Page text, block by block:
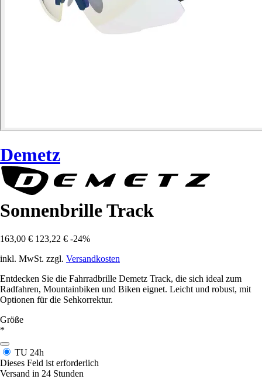
Demetz
Sonnenbrille Track
163,00 € 123,22 € -24%
inkl. MwSt. zzgl. Versandkosten
Entdecken Sie die Fahrradbrille Demetz Track, die sich ideal zum
Radfahren, Mountainbiken und Biken eignet. Leicht und robust, mit
Optionen für die Sehkorrektur.
Größe
*
TU 24h
Dieses Feld ist erforderlich
Versand in 24 Stunden